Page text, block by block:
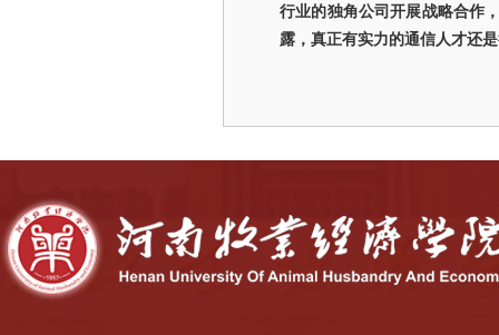
行业的独角公司开展战略合作
露，真正有实力的通信人才还